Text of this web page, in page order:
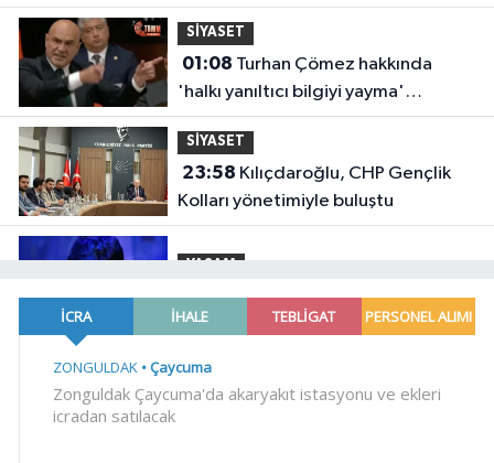
SİYASET
01:08
'halkı yanıltıcı bilgiyi yayma'
soruşturması
SİYASET
23:58
Kolları yönetimiyle buluştu
YAŞAM
23:54Arabesk müziğinin acı kaybı!
23:41Menderes Belediye Başkanı